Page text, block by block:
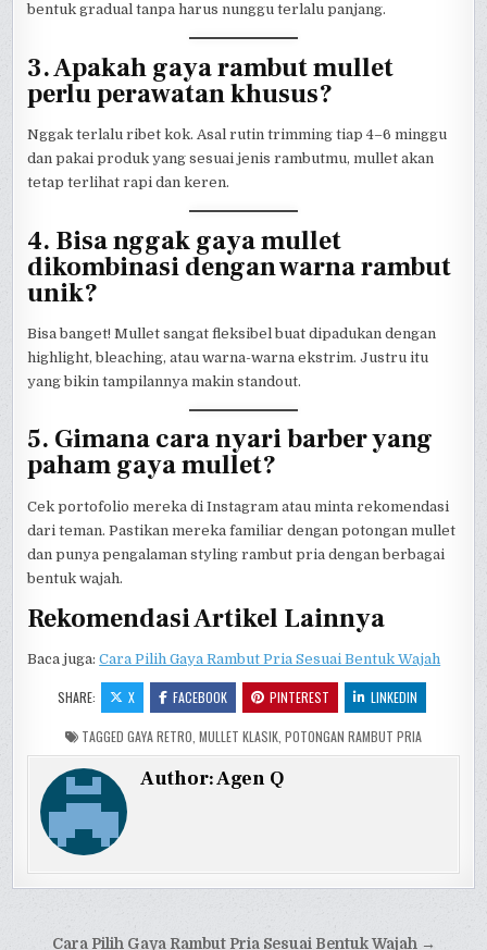
bentuk gradual tanpa harus nunggu terlalu panjang.
3. Apakah gaya rambut mullet
perlu perawatan khusus?
Nggak terlalu ribet kok. Asal rutin trimming tiap 4–6 minggu
dan pakai produk yang sesuai jenis rambutmu, mullet akan
tetap terlihat rapi dan keren.
4. Bisa nggak gaya mullet
dikombinasi dengan warna rambut
unik?
Bisa banget! Mullet sangat fleksibel buat dipadukan dengan
highlight, bleaching, atau warna-warna ekstrim. Justru itu
yang bikin tampilannya makin standout.
5. Gimana cara nyari barber yang
paham gaya mullet?
Cek portofolio mereka di Instagram atau minta rekomendasi
dari teman. Pastikan mereka familiar dengan potongan mullet
dan punya pengalaman styling rambut pria dengan berbagai
bentuk wajah.
Rekomendasi Artikel Lainnya
Baca juga:Cara Pilih Gaya Rambut Pria Sesuai Bentuk Wajah
SHARE: X FACEBOOK PINTEREST LINKEDIN
TAGGED GAYA RETRO, MULLET KLASIK, POTONGAN RAMBUT PRIA
Author:Agen Q
Cara Pilih Gaya Rambut Pria Sesuai Bentuk Wajah →